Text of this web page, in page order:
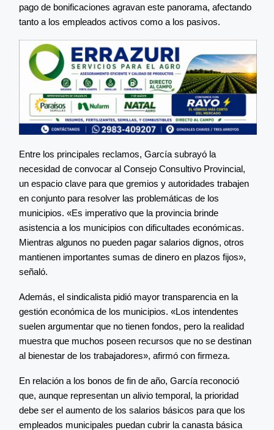
pago de bonificaciones agravan este panorama, afectando
tanto a los empleados activos como a los pasivos.
Entre los principales reclamos, García subrayó la
necesidad de convocar al Consejo Consultivo Provincial,
un espacio clave para que gremios y autoridades trabajen
en conjunto para resolver las problemáticas de los
municipios. «Es imperativo que la provincia brinde
asistencia a los municipios con dificultades económicas.
Mientras algunos no pueden pagar salarios dignos, otros
mantienen importantes sumas de dinero en plazos fijos»,
señaló.
Además, el sindicalista pidió mayor transparencia en la
gestión económica de los municipios. «Los intendentes
suelen argumentar que no tienen fondos, pero la realidad
muestra que muchos poseen recursos que no se destinan
al bienestar de los trabajadores», afirmó con firmeza.
En relación a los bonos de fin de año, García reconoció
que, aunque representan un alivio temporal, la prioridad
debe ser el aumento de los salarios básicos para que los
empleados municipales puedan cubrir la canasta básica